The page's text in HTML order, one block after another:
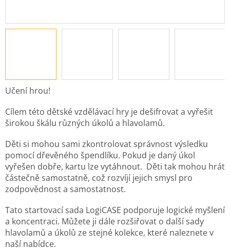
Učení hrou!
Cílem této dětské vzdělávací hry je dešifrovat a vyřešit
širokou škálu různých úkolů a hlavolamů.
Děti si mohou sami zkontrolovat správnost výsledku
pomocí dřevěného špendlíku. Pokud je daný úkol
vyřešen dobře, kartu lze vytáhnout. Děti tak mohou hrát
částečně samostatně, což rozvíjí jejich smysl pro
zodpovědnost a samostatnost.
Tato startovací sada LogiCASE podporuje logické myšlení
a koncentraci. Můžete ji dále rozšiřovat o další sady
hlavolamů a úkolů ze stejné kolekce, které naleznete v
naší nabídce.